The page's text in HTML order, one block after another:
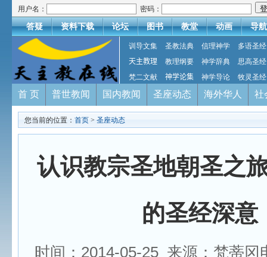
用户名： 密码：
答疑 资料下载 论坛 图书 教堂 动画 导航
训导文集 圣教法典 信理神学
多语圣经
天主教理
教理纲要 神学辞典
思高圣经
梵二文献
神学论集 神学导论 牧灵圣经
首 页 普世教闻 国内教闻 圣座动态 海外华人 社
您当前的位置： 首页 > 圣座动态
认识教宗圣地朝圣之
的圣经深意
时间：2014-05-25 来源：梵蒂